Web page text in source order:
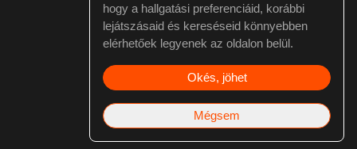
Ha hibát találtál vagy kérdésed van itt jelezd:
webmester@tilos.hu
hogy a hallgatási preferenciáid, korábbi
lejátszásaid és kereséseid könnyebben
elérhetőek legyenek az oldalon belül.
Okés, jöhet
Mégsem